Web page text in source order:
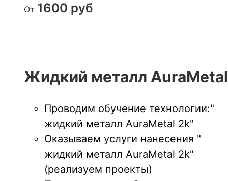
От 1600 руб
Жидкий металл AuraMetal
Проводим обучение технологии:"
жидкий металл AuraMetal 2k"
Оказываем услуги нанесения "
жидкий металл AuraMetal 2k"
(реализуем проекты)